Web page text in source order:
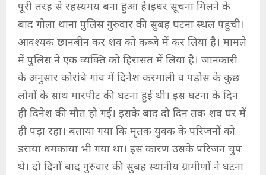
पूरी तरह से रहस्यमय बना हुआ है।इधर सूचना मिलने के
बाद गोला थाना पुलिस गुरुवार की सुबह घटना स्थल पहुंची।
आवश्यक छानबीन कर शव को कब्जे में कर लिया है। मामले
में पुलिस ने एक व्यक्ति को हिरासत में लिया है। जानकारी
के अनुसार कोरांबे गांव में दिनेश करमाली व पड़ोस के कुछ
लोगों के साथ मारपीट की घटना हुई थी। इस घटना के दिन
ही दिनेश की मौत हो गई। इसके बाद दो दिन तक शव घर में
ही पड़ा रहा। बताया गया कि मृतक युवक के परिजनों को
डराया धमकाया भी गया था। इस कारण उसके परिजन चुप
थे। दो दिनों बाद गुरुवार की सुबह स्थानीय ग्रामीणों ने घटना